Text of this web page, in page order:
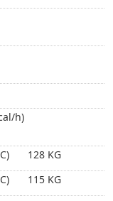
h)
128 KG
115 KG